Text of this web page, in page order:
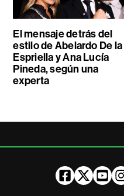
El mensaje detrás del
estilo de Abelardo De la
Espriella y Ana Lucía
Pineda, según una
experta